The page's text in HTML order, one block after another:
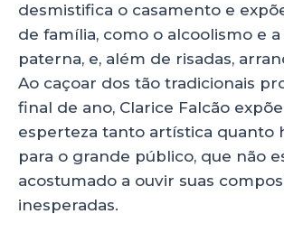
desmistifica o casamento e
de família, como o alcoolismo e a
paterna, e, além de risadas,
Ao caçoar dos tão tradicionais
final de ano, Clarice Falcão
esperteza tanto artística quanto
para o grande público, que não
acostumado a ouvir suas
inesperadas.